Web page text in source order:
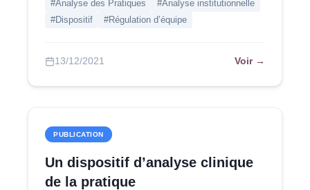
#Analyse des Pratiques
#Analyse institutionnelle
#Dispositif
#Régulation d’équipe
13/12/2021 Voir →
PUBLICATION
Un dispositif d’analyse clinique
de la pratique